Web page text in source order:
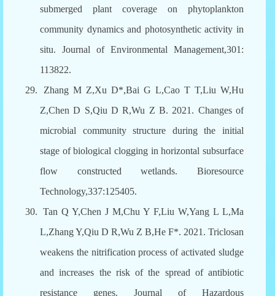
submerged plant coverage on phytoplankton
community dynamics and photosynthetic activity in
situ. Journal of Environmental Management,301:
113822.
29.
Zhang M Z,Xu D*,Bai G L,Cao T T,Liu W,Hu
Z,Chen D S,Qiu D R,Wu Z B. 2021. Changes of
microbial community structure during the initial
stage of biological clogging in horizontal subsurface
flow constructed wetlands. Bioresource
Technology,337:125405.
30. Tan Q Y,Chen J M,Chu Y F,Liu W,Yang L L,Ma
L,Zhang Y,Qiu D R,Wu Z B,He F*. 2021. Triclosan
weakens the nitrification process of activated sludge
and increases the risk of the spread of antibiotic
resistance genes. Journal of Hazardous